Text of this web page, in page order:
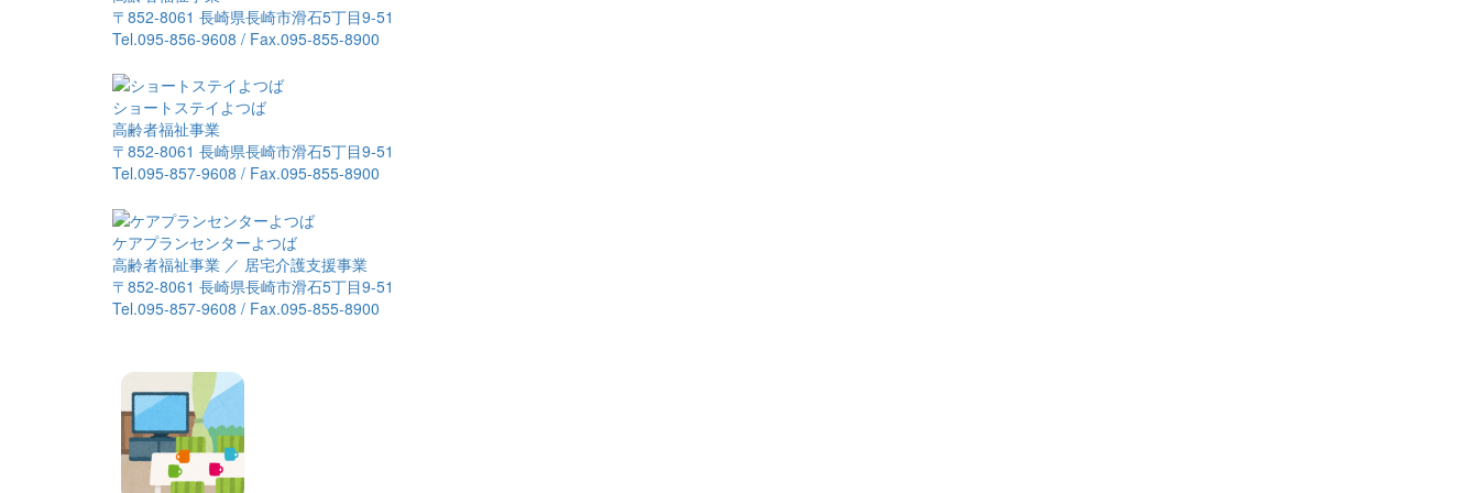
〒852-8061 長崎県長崎市滑石5丁目9-51
Tel.095-856-9608 / Fax.095-855-8900
ショートステイよつば
高齢者福祉事業
〒852-8061 長崎県長崎市滑石5丁目9-51
Tel.095-857-9608 / Fax.095-855-8900
ケアプランセンターよつば
高齢者福祉事業 ／ 居宅介護支援事業
〒852-8061 長崎県長崎市滑石5丁目9-51
Tel.095-857-9608 / Fax.095-855-8900